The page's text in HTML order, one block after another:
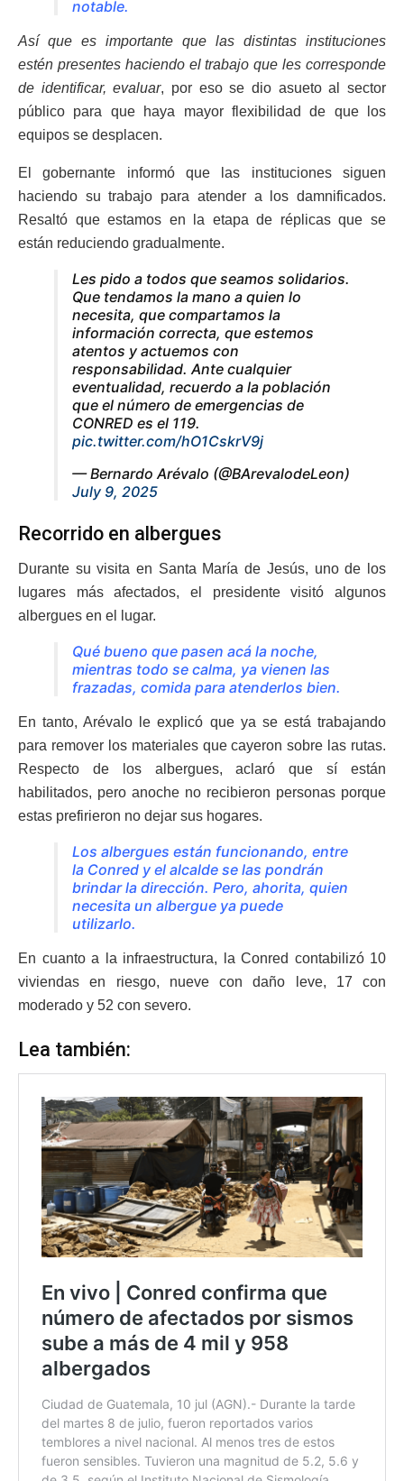
notable.
Así que es importante que las distintas instituciones
estén presentes haciendo el trabajo que les corresponde
de identificar, evaluar, por eso se dio asueto al sector
público para que haya mayor flexibilidad de que los
equipos se desplacen.
El gobernante informó que las instituciones siguen
haciendo su trabajo para atender a los damnificados.
Resaltó que estamos en la etapa de réplicas que se
están reduciendo gradualmente.
Les pido a todos que seamos solidarios.
Que tendamos la mano a quien lo
necesita, que compartamos la
información correcta, que estemos
atentos y actuemos con
responsabilidad. Ante cualquier
eventualidad, recuerdo a la población
que el número de emergencias de
CONRED es el 119.
pic.twitter.com/hO1CskrV9j
— Bernardo Arévalo (@BArevalodeLeon)
July 9, 2025
Recorrido en albergues
Durante su visita en Santa María de Jesús, uno de los
lugares más afectados, el presidente visitó algunos
albergues en el lugar.
Qué bueno que pasen acá la noche,
mientras todo se calma, ya vienen las
frazadas, comida para atenderlos bien.
En tanto, Arévalo le explicó que ya se está trabajando
para remover los materiales que cayeron sobre las rutas.
Respecto de los albergues, aclaró que sí están
habilitados, pero anoche no recibieron personas porque
estas prefirieron no dejar sus hogares.
Los albergues están funcionando, entre
la Conred y el alcalde se las pondrán
brindar la dirección. Pero, ahorita, quien
necesita un albergue ya puede
utilizarlo.
En cuanto a la infraestructura, la Conred contabilizó 10
viviendas en riesgo, nueve con daño leve, 17 con
moderado y 52 con severo.
Lea también: